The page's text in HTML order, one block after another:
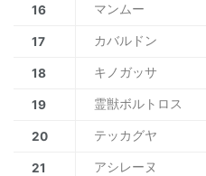
16 マンムー
17 カバルドン
18 キノガッサ
19 霊獣ボルトロス
20 テッカグヤ
21 アシレーヌ